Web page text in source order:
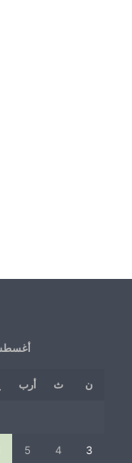
أغسطس
ن ث أرب
3
4
5